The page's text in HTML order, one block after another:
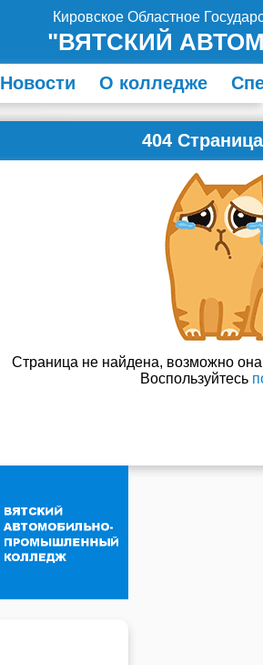
Кировское Областное
"ВЯТСКИЙ
Новости О колледже
404
Страница не найдена, возможно
Воспользуйтесь